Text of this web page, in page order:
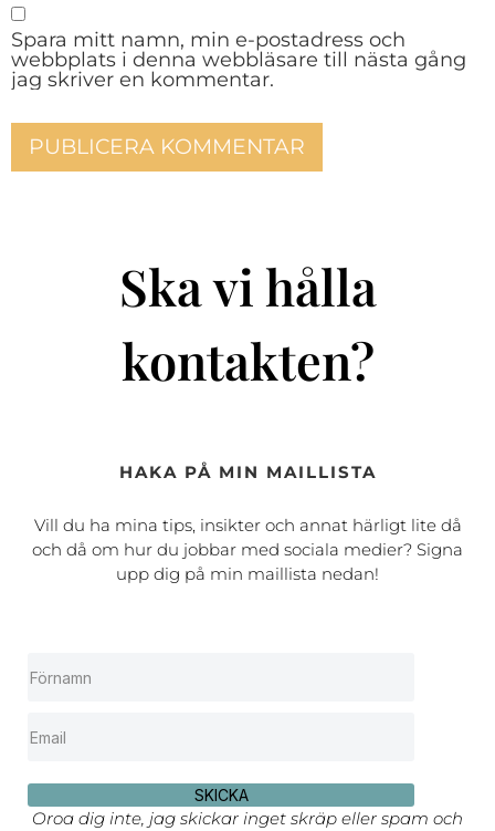
Spara mitt namn, min e-postadress och
webbplats i denna webbläsare till nästa gång
jag skriver en kommentar.
Ska vi hålla
kontakten?
HAKA PÅ MIN MAILLISTA
Vill du ha mina tips, insikter och annat härligt lite då
och då om hur du jobbar med sociala medier? Signa
upp dig på min maillista nedan!
SKICKA
Oroa dig inte, jag skickar inget skräp eller spam och